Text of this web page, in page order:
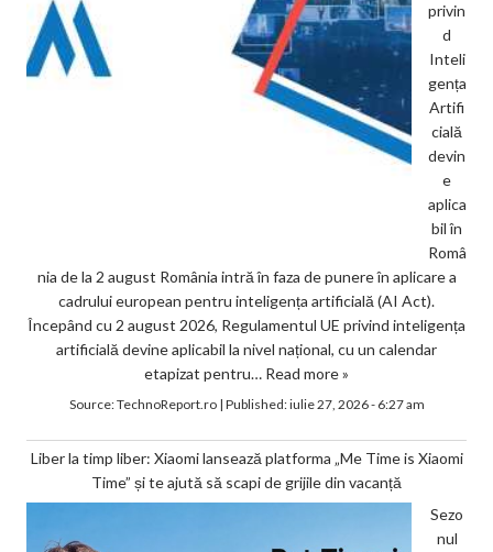
privin
d
Inteli
gența
Artifi
cială
devin
e
aplica
bil în
Româ
nia de la 2 august România intră în faza de punere în aplicare a
cadrului european pentru inteligența artificială (AI Act).
Începând cu 2 august 2026, Regulamentul UE privind inteligența
artificială devine aplicabil la nivel național, cu un calendar
etapizat pentru… Read more »
Source:TechnoReport.ro| Published:iulie 27, 2026 - 6:27 am
Liber la timp liber: Xiaomi lansează platforma „Me Time is Xiaomi
Time” și te ajută să scapi de grijile din vacanță
Sezo
nul